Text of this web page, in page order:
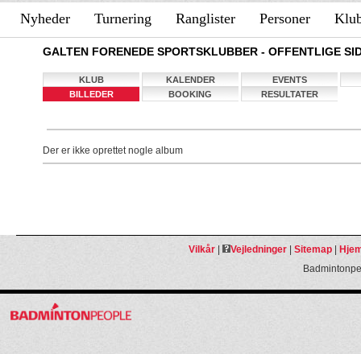
Nyheder Turnering Ranglister Personer
GALTEN FORENEDE SPORTSKLUBBER - OFFENTLIGE
KLUB KALENDER
EVENTS
BILLEDER
BOOKING RESULTATER
Der er ikke oprettet nogle album
Vilkår| Vejledninger| Sitemap|